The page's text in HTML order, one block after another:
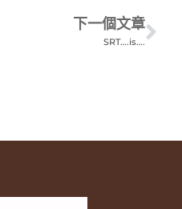
下一個文章
SRT….is….